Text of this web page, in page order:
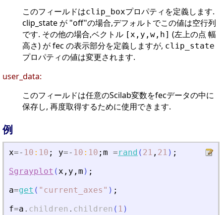
このフィールドはclip_boxプロパティを定義します.
clip_state が "off"の場合,デフォルトでこの値は空行列
です. その他の場合,ベクトル [x,y,w,h] (左上の点 幅
高さ) が fec の表示部分を定義しますが, clip_state
プロパティの値は変更されます.
user_data:
このフィールドは任意のScilab変数をfecデータの中に
保存し, 再度取得するために使用できます.
例
x=- 10 : 10 ; y=- 10 : 10 ; m =rand ( 21 , 21 ) ;
Sgrayplot (x , y , m ) ;
a=get ( " current_axes " ) ;
f=a . children . children ( 1 )